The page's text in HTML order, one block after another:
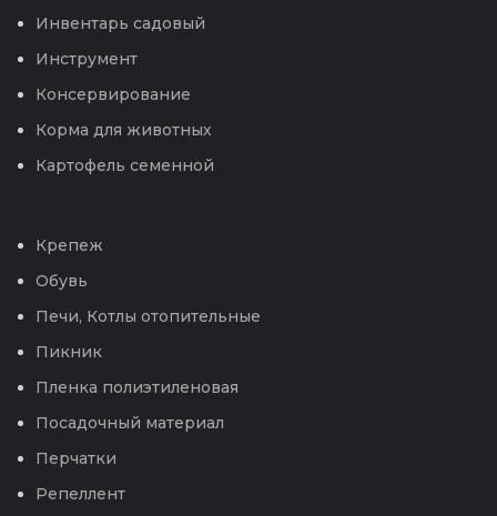
Инвентарь садовый
Инструмент
Консервирование
Корма для животных
Картофель семенной
Крепеж
Обувь
Печи, Котлы отопительные
Пикник
Пленка полиэтиленовая
Посадочный материал
Перчатки
Репеллент